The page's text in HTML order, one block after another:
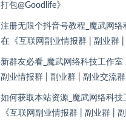
打包@Goodlife》
注册无限个抖音号教程_魔武网络
在《互联网副业情报群 | 副业群
新群友必看_魔武网络科技工作室
副业情报群 | 副业群 | 副业交流群
如何获取本站资源_魔武网络科技
《互联网副业情报群 | 副业群 |